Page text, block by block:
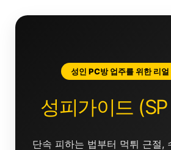
성인 PC방 업주를 위한 리얼
성피가이드 (SP
단속 피하는 법부터 먹튀 근절,